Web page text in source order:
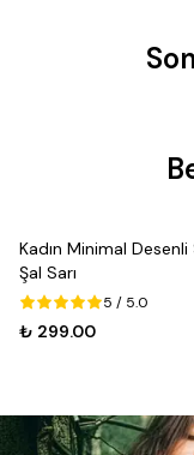
Kadın Minimal
Şal Sarı
5 / 5.0
₺ 299.00